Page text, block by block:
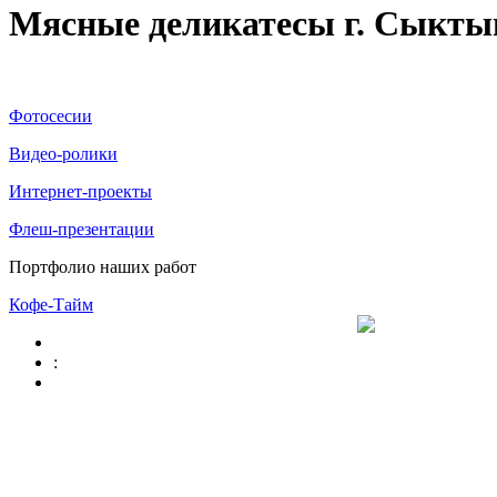
Мясные деликатесы г.
Фотосесии
Видео-ролики
Интернет-проекты
Флеш-презентации
Портфолио наших работ
Кофе-Тайм
: